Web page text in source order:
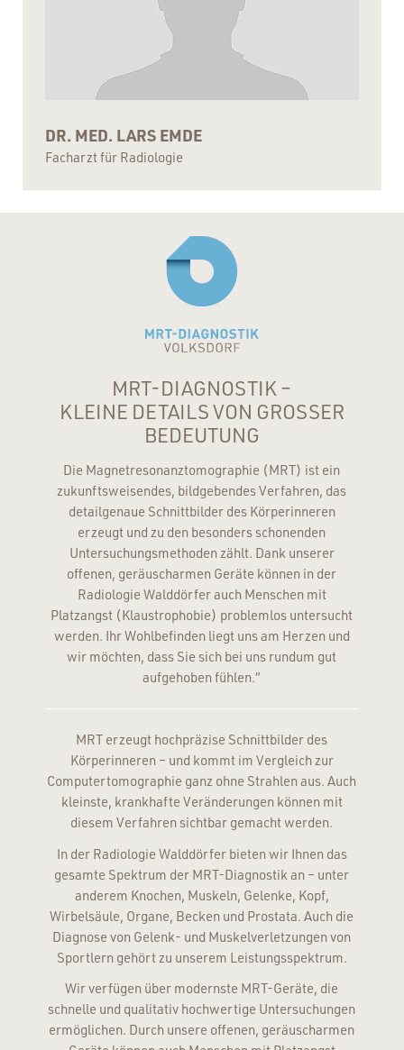
DR. MED. LARS EMDE
Facharzt für Radiologie
MRT-DIAGNOSTIK –
KLEINE DETAILS VON GROSSER
BEDEUTUNG
Die Magnetresonanztomographie (MRT) ist ein
zukunftsweisendes, bildgebendes Verfahren, das
detailgenaue Schnittbilder des Körperinneren
erzeugt und zu den besonders schonenden
Untersuchungsmethoden zählt. Dank unserer
offenen, geräuscharmen Geräte können in der
Radiologie Walddörfer auch Menschen mit
Platzangst (Klaustrophobie) problemlos untersucht
werden. Ihr Wohlbefinden liegt uns am Herzen und
wir möchten, dass Sie sich bei uns rundum gut
aufgehoben fühlen.“
MRT erzeugt hochpräzise Schnittbilder des
Körperinneren – und kommt im Vergleich zur
Computertomographie ganz ohne Strahlen aus. Auch
kleinste, krankhafte Veränderungen können mit
diesem Verfahren sichtbar gemacht werden.
In der Radiologie Walddörfer bieten wir Ihnen das
gesamte Spektrum der MRT-Diagnostik an – unter
anderem Knochen, Muskeln, Gelenke, Kopf,
Wirbelsäule, Organe, Becken und Prostata. Auch die
Diagnose von Gelenk- und Muskelverletzungen von
Sportlern gehört zu unserem Leistungsspektrum.
Wir verfügen über modernste MRT-Geräte, die
schnelle und qualitativ hochwertige Untersuchungen
ermöglichen. Durch unsere offenen, geräuscharmen